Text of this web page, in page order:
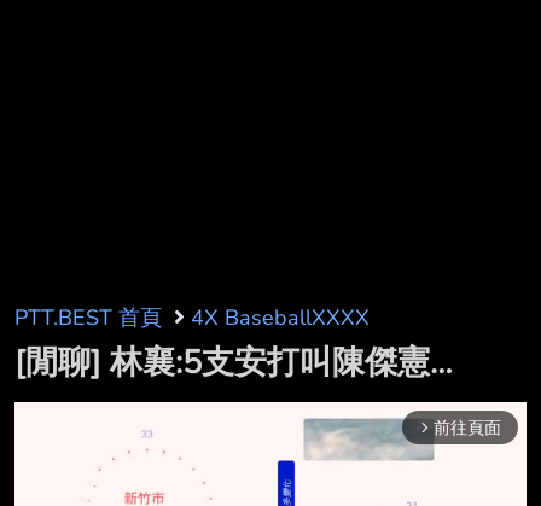
PTT.BEST 首頁 4X BaseballXXXX
[閒聊] 林襄:5支安打叫陳傑憲…
arrow_forward_ios 前往頁面